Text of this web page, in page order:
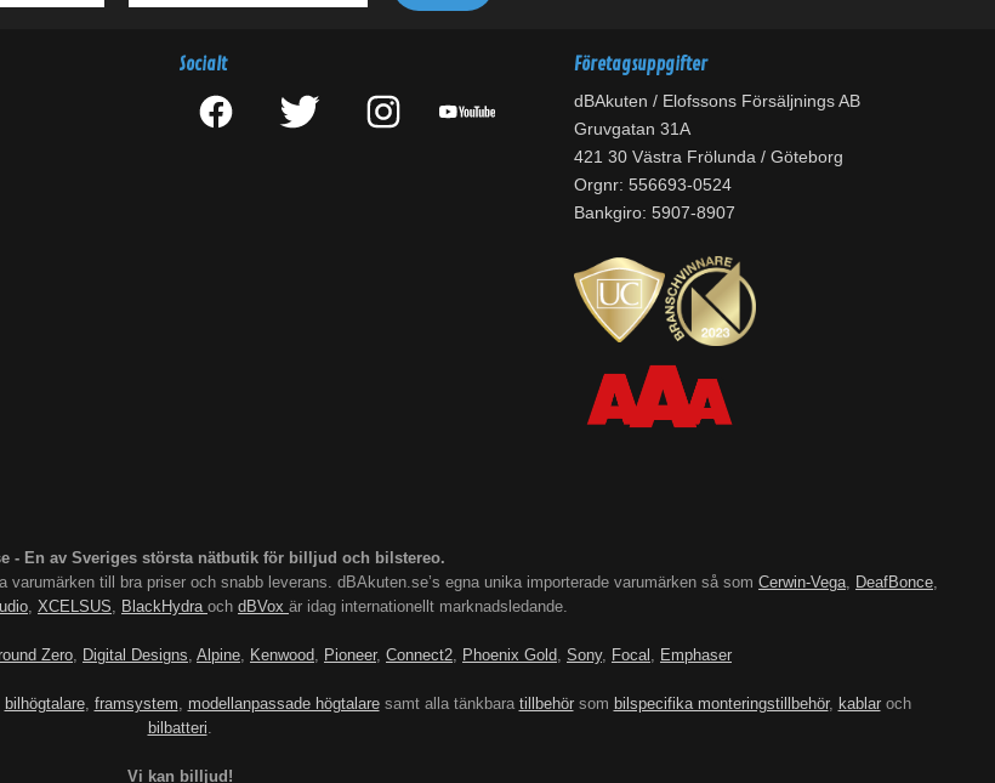
Socialt Företagsuppgifter
dBAkuten / Elofssons Försäljnings AB
Gruvgatan 31A
421 30 Västra Frölunda / Göteborg
Orgnr: 556693-0524
Bankgiro: 5907-8907
- En av Sveriges största nätbutik för billjud och bilstereo.
till bra priser och snabb leverans. dBAkuten.se’s egna unika importerade varumärken så som Cerwin-Vega, DeafBonce,
, XCELSUS, BlackHydra och dBVox är idag internationellt marknadsledande.
Zero, Digital Designs, Alpine, Kenwood, Pioneer, Connect2, Phoenix Gold, Sony, Focal , Emphaser
bilhögtalare, framsystem, modellanpassade högtalaresamt alla tänkbara tillbehörsom bilspecifika monteringstillbehör, kablaroch
bilbatteri.
Vi kan billjud!